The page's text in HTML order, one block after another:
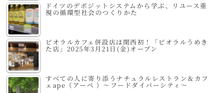
ドイツのデポジットシステムから学ぶ、リユース重
視の循環型社会のつくりかた
ビオラルカフェ併設店は関西初！「ビオラルうめき
た店」2025年3月21日(金)オープン
すべての人に寄り添うナチュラルレストラン＆カフ
ェape（アーペ ）～フードダイバーシティ～